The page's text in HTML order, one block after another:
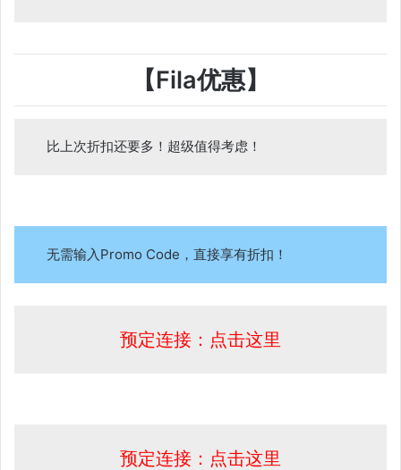
【Fila优惠】
比上次折扣还要多！超级值得考虑！
无需输入Promo Code，直接享有折扣！
预定连接：点击这里
预定连接：点击这里